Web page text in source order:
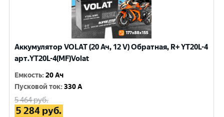
Аккумулятор VOLAT (20 Ач, 12 V) Обратная, R+ YT20L-4
арт.YT20L-4(MF)Volat
Емкость:20 Ач
Пусковой ток:330 A
5 464руб.
5 284 руб.